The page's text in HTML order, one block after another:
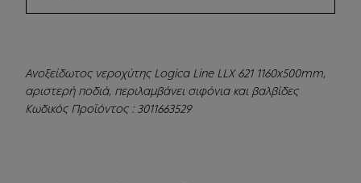
Ανοξείδωτος νεροχύτης Logica Line LLX 621 1160x500mm,
αριστερή ποδιά, περιλαμβάνει σιφόνια και βαλβίδες
Κωδικός Προϊόντος : 3011663529